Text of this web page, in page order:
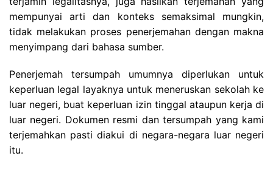
mempunyai arti dan konteks semaksimal mungkin,
tidak melakukan proses penerjemahan dengan makna
menyimpang dari bahasa sumber.
Penerjemah tersumpah umumnya diperlukan untuk
keperluan legal layaknya untuk meneruskan sekolah ke
luar negeri, buat keperluan izin tinggal ataupun kerja di
luar negeri. Dokumen resmi dan tersumpah yang kami
terjemahkan pasti diakui di negara-negara luar negeri
itu.